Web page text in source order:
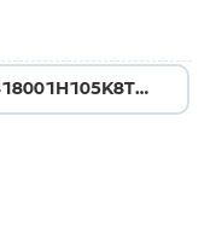
TS18001H105K8TB00R →